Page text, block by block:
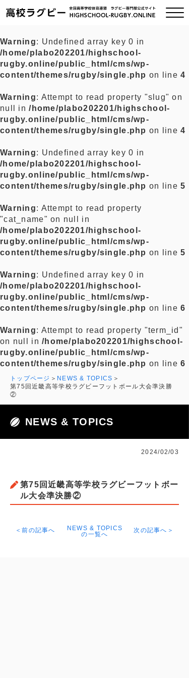
ご挨拶
全国チーム紹介
プライバシーポリシー
お問い合わせ
Warning: Undefined array key 0 in
/home/plabo202201/highschool-
rugby.online/public_html/cms/wp-
content/themes/rugby/single.php on line4
Warning: Attempt to read property "slug" on
null in/home/plabo202201/highschool-
rugby.online/public_html/cms/wp-
content/themes/rugby/single.php on line4
Warning: Undefined array key 0 in
/home/plabo202201/highschool-
rugby.online/public_html/cms/wp-
content/themes/rugby/single.php on line5
Warning: Attempt to read property
"cat_name" on null in
/home/plabo202201/highschool-
rugby.online/public_html/cms/wp-
content/themes/rugby/single.php on line5
Warning: Undefined array key 0 in
/home/plabo202201/highschool-
rugby.online/public_html/cms/wp-
content/themes/rugby/single.php on line6
Warning: Attempt to read property "term_id"
on null in/home/plabo202201/highschool-
rugby.online/public_html/cms/wp-
content/themes/rugby/single.php on line6
トップページ
NEWS & TOPICS
第75回近畿高等学校ラグビーフットボール大会準決勝
②
NEWS & TOPICS
2024/02/03
第75回近畿高等学校ラグビーフットボー
ル大会準決勝②
＜前の記事へ
NEWS & TOPICS
の一覧へ
次の記事へ＞